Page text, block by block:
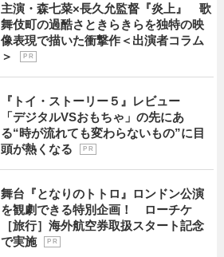
主演・森七菜×長久允監督『炎上』 歌
舞伎町の過酷さときらきらを独特の映
像表現で描いた衝撃作＜出演者コラム
＞
P R
『トイ・ストーリー５』レビュー
「デジタルVSおもちゃ」の先にあ
る“時が流れても変わらないもの”に目
頭が熱くなる
P R
舞台『となりのトトロ』ロンドン公演
を観劇できる特別企画！ ローチケ
［旅行］海外航空券取扱スタート記念
で実施
P R